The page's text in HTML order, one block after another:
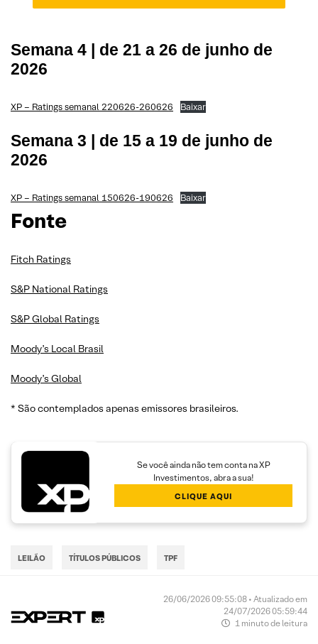
Semana 4 | de 21 a 26 de junho de
2026
XP – Ratings semanal 220626-260626 Baixar
Semana 3 | de 15 a 19 de junho de
2026
XP – Ratings semanal 150626-190626 Baixar
Fonte
Fitch Ratings
S&P National Ratings
S&P Global Ratings
Moody’s Local Brasil
Moody’s Global
* São contemplados apenas emissores brasileiros.
Se você ainda não tem conta na XP
Investimentos, abra a sua!
CLIQUE AQUI
LEILÃO TÍTULOS PÚBLICOS TPF
26/06/2026 09:55:08 • Atualizado em
24/07/2026 05:59:44
1 minuto de leitura